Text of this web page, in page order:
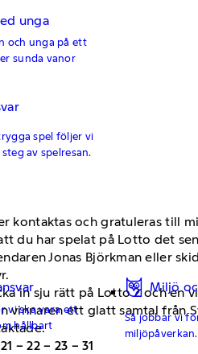
unga
och unga på ett
sunda vanor
spel följer vi
av spelresan.
vi ska vara ett
hållbart
Miljö
Så jobbar vi
miljöpåverkan.
kontaktas och gratuleras till
du har spelat på Lotto det
Jonas Björkman eller
in sju rätt på Lotto 2 och en
ett glatt samtal från
– 22 – 23 – 31